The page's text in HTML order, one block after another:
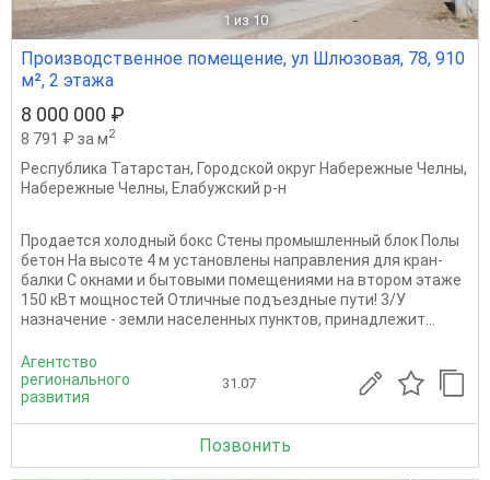
1 из 10
Производственное помещение, ул Шлюзовая, 78, 910
м², 2 этажа
8 000 000 ₽
8 791 ₽ за м2
Республика Татарстан, Городской округ Набережные Челны,
Набережные Челны, Елабужский р-н
Продается холодный бокс Стены промышленный блок Полы
бетон На высоте 4 м установлены направления для кран-
балки С окнами и бытовыми помещениями на втором этаже
150 кВт мощностей Отличные подъездные пути! 3/У
назначение - земли населенных пунктов, принадлежит...
Агентство
регионального
развития
31.07
Позвонить